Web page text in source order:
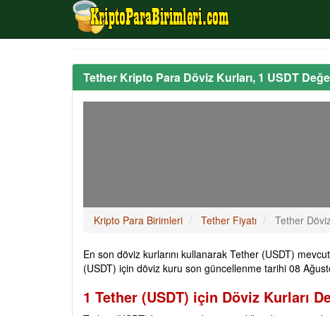
Tether Kripto Para Döviz Kurları, 1 USDT
Kripto Para Birimleri Tether Fiyatı Tether
En son döviz kurlarını kullanarak Tether (USDT)
(USDT) için döviz kuru son güncellenme tarihi 08
1 Tether (USDT) için Döviz Kurları